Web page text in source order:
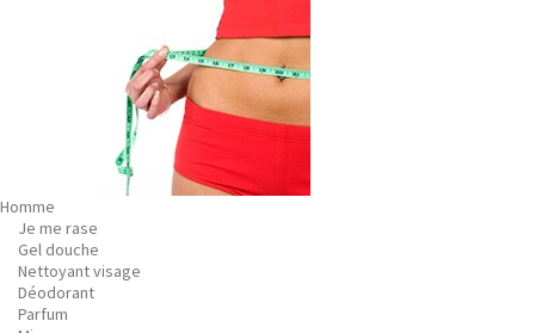
Homme
Je me rase
Gel douche
Nettoyant visage
Déodorant
Parfum